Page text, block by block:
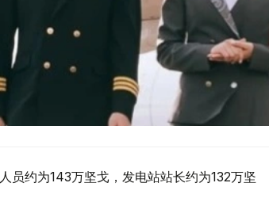
员约为143万坚戈，发电站站长约为132万坚